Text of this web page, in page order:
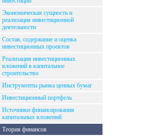
Экономическая сущность и
реализация инвестиционной
деятельности
Состав, содержание и оценка
инвестиционных проектов
Реализация инвестиционных
вложений в капитальное
строительство
Инструменты рынка ценных бумаг
Инвестиционный портфель
Источники финансирования
капитальных вложений
Теория финансов